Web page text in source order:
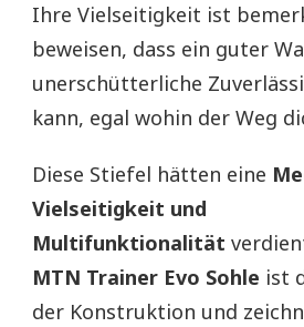
Ihre Vielseitigkeit ist
beweisen, dass ein guter
unerschütterliche
kann, egal wohin der Weg
Diese Stiefel hätten eine
Vielseitigkeit und
Multifunktionalität
MTN Trainer Evo Sohle ist
der Konstruktion und